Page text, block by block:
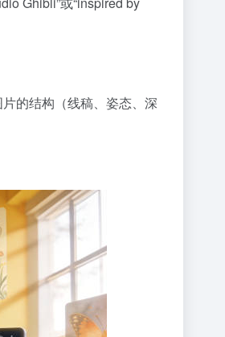
的结构（线稿、姿态、深